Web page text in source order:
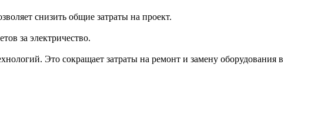
снизить общие затраты на проект.
за электричество.
Это сокращает затраты на ремонт и замену оборудования в